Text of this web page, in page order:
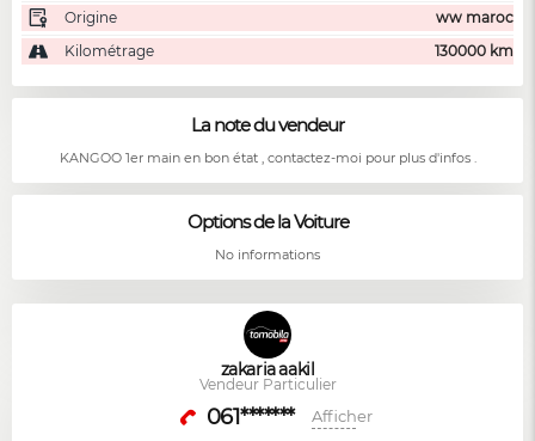
Origine
ww maroc
Kilométrage
130000 km
La note du vendeur
KANGOO 1er main en bon état , contactez-moi pour plus d'infos .
Options de la Voiture
No informations
zakaria aakil
Vendeur Particulier
061******* Afficher